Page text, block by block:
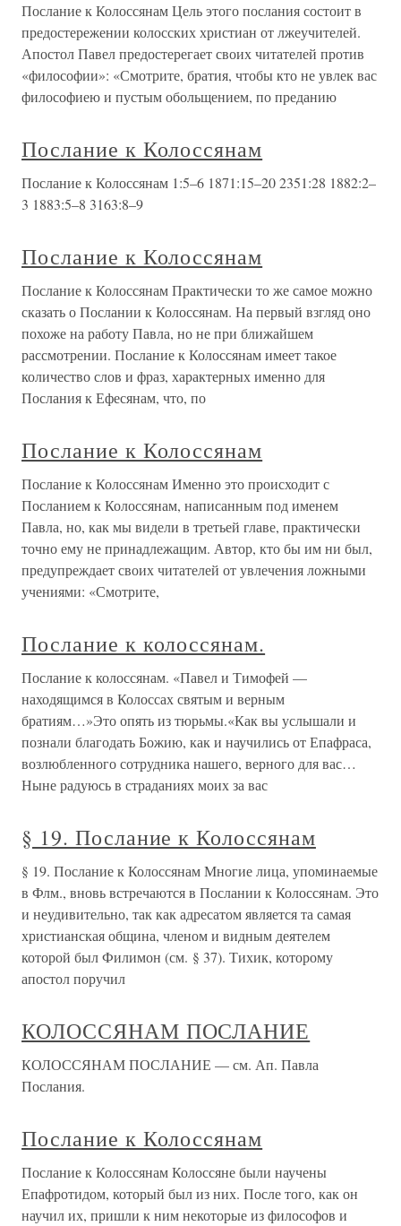
Послание к Колоссянам Цель этого послания состоит в
предостережении колосских христиан от лжеучителей.
Апостол Павел предостерегает своих читателей против
«философии»: «Смотрите, братия, чтобы кто не увлек вас
философиею и пустым обольщением, по преданию
Послание к Колоссянам
Послание к Колоссянам 1:5–6 1871:15–20 2351:28 1882:2–
3 1883:5–8 3163:8–9
Послание к Колоссянам
Послание к Колоссянам Практически то же самое можно
сказать о Послании к Колоссянам. На первый взгляд оно
похоже на работу Павла, но не при ближайшем
рассмотрении. Послание к Колоссянам имеет такое
количество слов и фраз, характерных именно для
Послания к Ефесянам, что, по
Послание к Колоссянам
Послание к Колоссянам Именно это происходит с
Посланием к Колоссянам, написанным под именем
Павла, но, как мы видели в третьей главе, практически
точно ему не принадлежащим. Автор, кто бы им ни был,
предупреждает своих читателей от увлечения ложными
учениями: «Смотрите,
Послание к колоссянам.
Послание к колоссянам. «Павел и Тимофей —
находящимся в Колоссах святым и верным
братиям…»Это опять из тюрьмы.«Как вы услышали и
познали благодать Божию, как и научились от Епафраса,
возлюбленного сотрудника нашего, верного для вас…
Ныне радуюсь в страданиях моих за вас
§ 19. Послание к Колоссянам
§ 19. Послание к Колоссянам Многие лица, упоминаемые
в Флм., вновь встречаются в Послании к Колоссянам. Это
и неудивительно, так как адресатом является та самая
христианская община, членом и видным деятелем
которой был Филимон (см. § 37). Тихик, которому
апостол поручил
КОЛОССЯНАМ ПОСЛАНИЕ
КОЛОССЯНАМ ПОСЛАНИЕ — см. Ап. Павла
Послания.
Послание к Колоссянам
Послание к Колоссянам Колоссяне были научены
Епафротидом, который был из них. После того, как он
научил их, пришли к ним некоторые из философов и